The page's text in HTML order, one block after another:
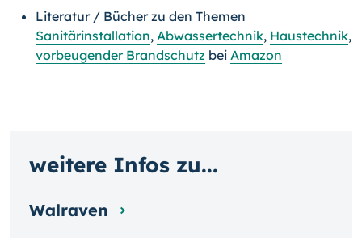
Literatur / Bücher zu den Themen
Sanitärinstallation, Abwassertechnik, Haustechnik,
vorbeugender Brandschutz bei Amazon
weitere Infos zu...
Walraven